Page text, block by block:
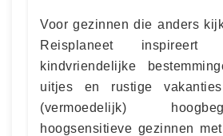
Voor gezinnen die anders
Reisplaneet
kindvriendelijke
uitjes en rustige
(vermoedelijk)
hoogsensitieve gezinnen